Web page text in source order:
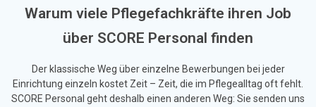
Warum viele Pflegefachkräfte ihren Job
über SCORE Personal finden
Der klassische Weg über einzelne Bewerbungen bei jeder
Einrichtung einzeln kostet Zeit – Zeit, die im Pflegealltag oft fehlt.
SCORE Personal geht deshalb einen anderen Weg: Sie senden uns